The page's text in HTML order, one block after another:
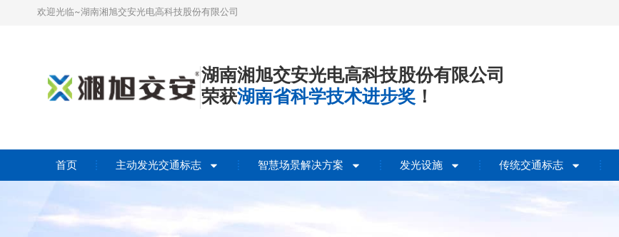
欢迎光临~湖南湘旭交安光电高科技股份有限公司
湖南湘旭交安光电高科技股份有限公司
荣获湖南省科学技术进步奖 ！
首页 主动发光交通标志 智慧场景解决方案 发光设施 传统交通标志